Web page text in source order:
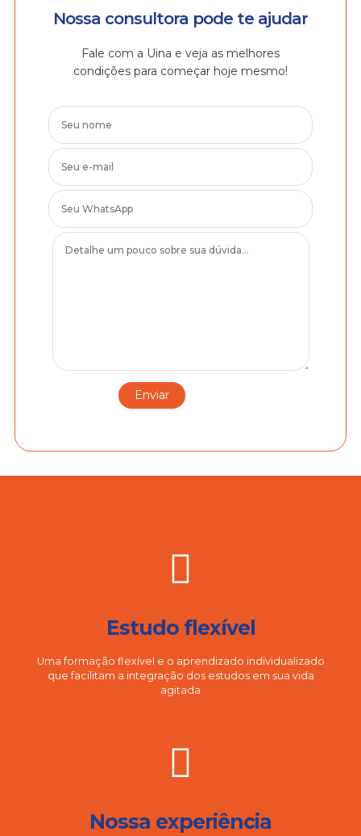
Nossa consultora pode te ajudar
Fale com a Uina e veja as melhores
condições para começar hoje mesmo!
Estudo flexível
Uma formação flexível e o aprendizado individualizado
que facilitam a integração dos estudos em sua vida
agitada
Nossa experiência